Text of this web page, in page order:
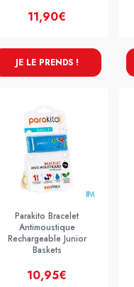
11,90€
JE LE PRENDS !
Parakito Bracelet
Antimoustique
Rechargeable Junior
Baskets
10,95€